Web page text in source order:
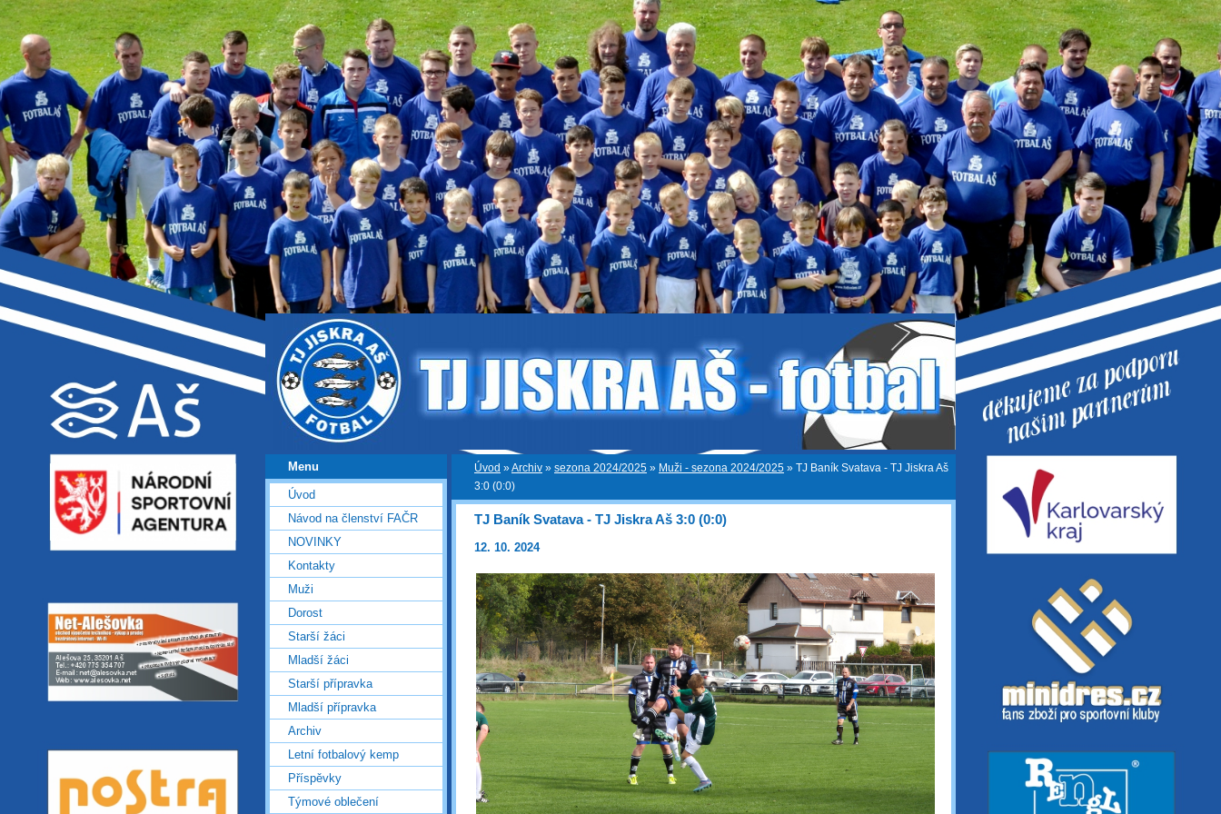
Úvod »Archiv » sezona 2024/2025 » Muži - sezona 2024/2025 » TJ Baník Svatava - TJ Jiskra Aš
3:0 (0:0)
TJ Baník Svatava - TJ Jiskra Aš 3:0 (0:0)
12. 10. 2024
Menu
Úvod
Návod na členství FAČR
NOVINKY
Kontakty
Muži
Dorost
Starší žáci
Mladší žáci
Starší přípravka
Mladší přípravka
Archiv
Letní fotbalový kemp
Příspěvky
Týmové oblečení